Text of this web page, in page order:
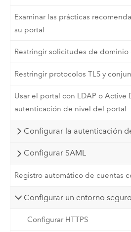
Examinar las prácticas
su portal
Restringir solicitudes de dominio
Restringir protocolos TLS y
Usar el portal con LDAP o Active
autenticación de nivel del portal
Configurar la autenticación
Configurar SAML
Registro automático de cuentas
Configurar un entorno
Configurar HTTPS